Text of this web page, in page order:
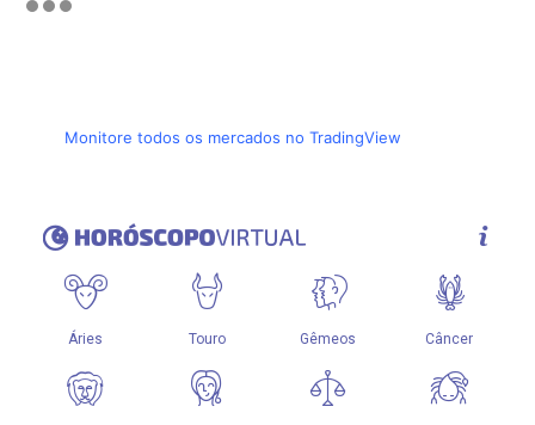
Monitore todos os mercados no TradingView